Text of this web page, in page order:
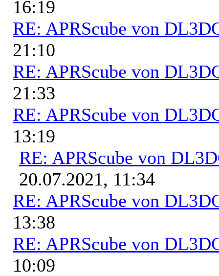
16:19
RE: APRScube von
21:10
RE: APRScube von
21:33
RE: APRScube von
13:19
RE: APRScube von
20.07.2021, 11:34
RE: APRScube von
13:38
RE: APRScube von
10:09